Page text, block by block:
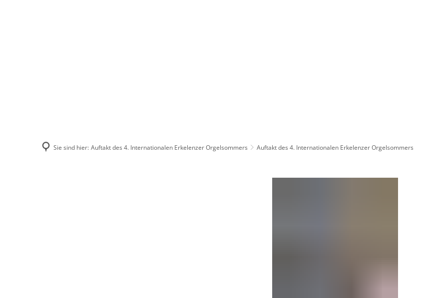
Sie sind hier: Auftakt des 4. Internationalen Erkelenzer Orgelsommers Auftakt des 4. Internationalen Erkelenzer Orgelsommers